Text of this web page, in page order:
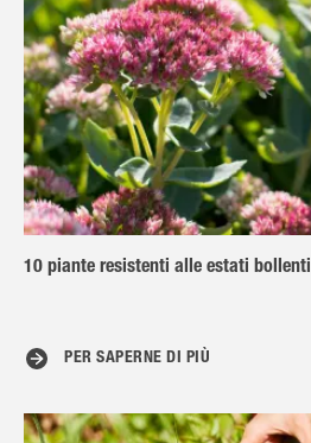
10 piante resistenti alle estati bollenti
PER SAPERNE DI PIÙ